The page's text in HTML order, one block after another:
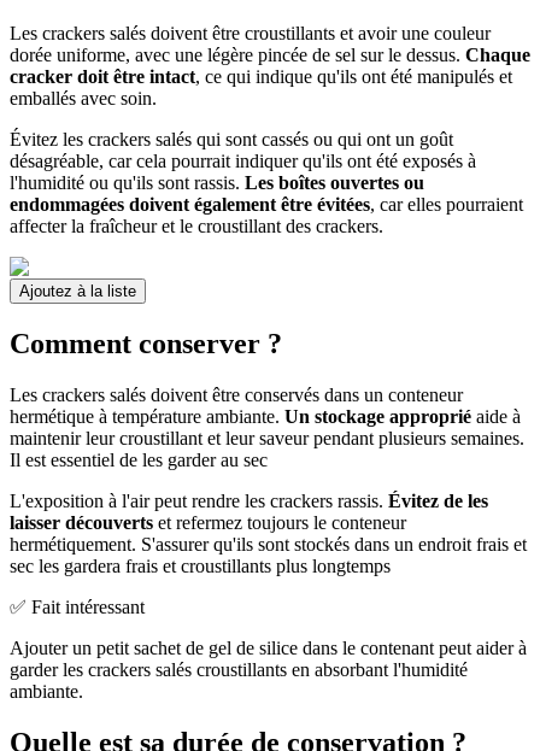
Les crackers salés doivent être croustillants et avoir une couleur
dorée uniforme, avec une légère pincée de sel sur le dessus. Chaque
cracker doit être intact, ce qui indique qu'ils ont été manipulés et
emballés avec soin.
Évitez les crackers salés qui sont cassés ou qui ont un goût
désagréable, car cela pourrait indiquer qu'ils ont été exposés à
l'humidité ou qu'ils sont rassis. Les boîtes ouvertes ou
endommagées doivent également être évitées, car elles pourraient
affecter la fraîcheur et le croustillant des crackers.
Ajoutez à la liste
Comment conserver ?
Les crackers salés doivent être conservés dans un conteneur
hermétique à température ambiante. Un stockage approprié aide à
maintenir leur croustillant et leur saveur pendant plusieurs semaines.
Il est essentiel de les garder au sec
L'exposition à l'air peut rendre les crackers rassis. Évitez de les
laisser découverts et refermez toujours le conteneur
hermétiquement. S'assurer qu'ils sont stockés dans un endroit frais et
sec les gardera frais et croustillants plus longtemps
✅ Fait intéressant
Ajouter un petit sachet de gel de silice dans le contenant peut aider à
garder les crackers salés croustillants en absorbant l'humidité
ambiante.
Quelle est sa durée de conservation ?